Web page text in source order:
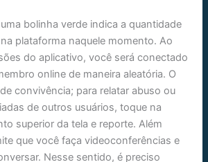
bolinha verde indica a quantidade
plataforma naquele momento. Ao
do aplicativo, você será conectado
online de maneira aleatória. O
convivência; para relatar abuso ou
de outros usuários, toque na
superior da tela e reporte. Além
que você faça videoconferências e
Nesse sentido, é preciso